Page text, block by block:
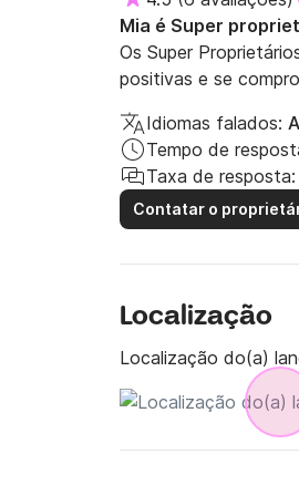
Mia é Super
Os Super
positivas e se
Idiomas falados:
Tempo de
Taxa de resposta:
Contatar o
Localização
Localização do(a)